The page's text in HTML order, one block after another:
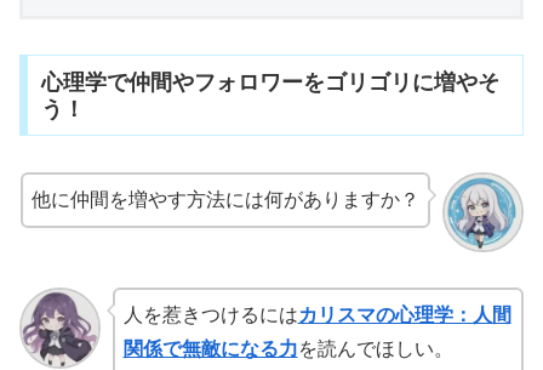
心理学で仲間やフォロワーをゴリゴリに増やそ
う！
他に仲間を増やす方法には何がありますか？
人を惹きつけるにはカリスマの心理学：人間
関係で無敵になる力を読んでほしい。